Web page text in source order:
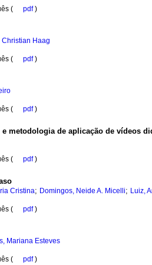
( pdf)
Christian Haag
( pdf)
( pdf)
e metodologia de aplicação de vídeos
( pdf)
Cristina; Domingos, Neide A. Micelli; Luiz,
( pdf)
Mariana Esteves
( pdf)